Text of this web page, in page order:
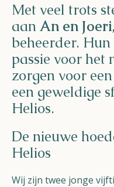
NL
Met veel trots
aan An en Joeri,
beheerder.
passie voor het
zorgen voor
een geweldige
Helios.
De nieuwe
Helios
Wij zijn twee jonge